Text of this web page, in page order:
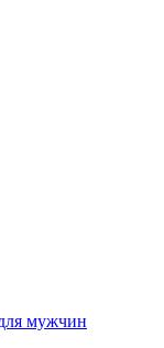
мужчин